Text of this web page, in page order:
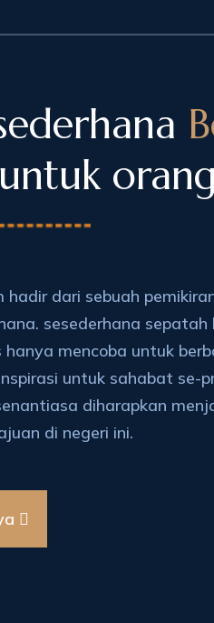
hadir dari sebuah
sesederhana sepatah
hanya mencoba untuk
untuk sahabat se-
diharapkan
di negeri ini.